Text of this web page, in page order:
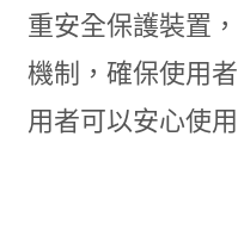
重安全保護裝置
機制，確保使用
用者可以安心使用